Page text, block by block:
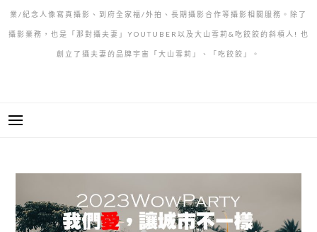
業/紀念人像寫真攝影、到府全家福/外拍、長期攝影合作等攝影相關服務。除了
攝影業務，也是「那對攝夫妻」YOUTUBER以及大山雪莉&吃餃餃的斜槓人! 也
創立了攝夫妻的品牌宇宙「大山雪莉」、「吃餃餃」。